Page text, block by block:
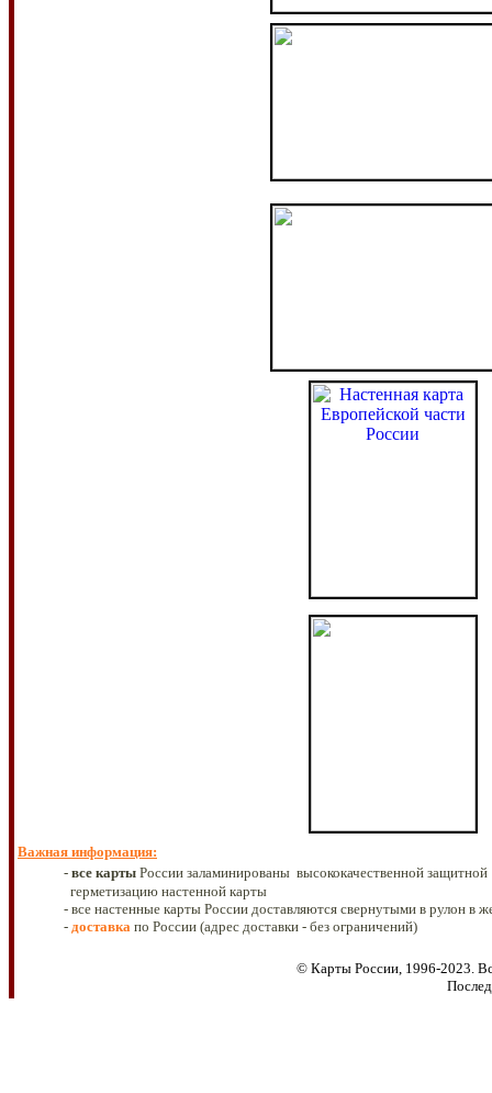
Важная информация:
- все карты России заламинированы высококачественной защитной
герметизацию настенной карты
- все настенные карты России доставляются свернутыми в рулон в
- доставка по России (адрес доставки - без ограничений)
© Карты России, 1996-2023.